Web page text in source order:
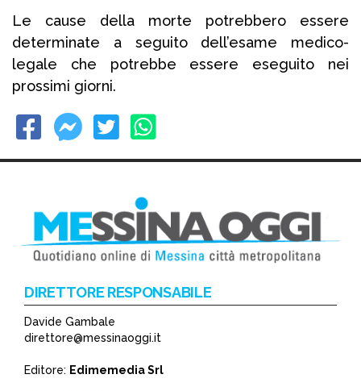
Le cause della morte potrebbero essere
determinate a seguito dell’esame medico-
legale che potrebbe essere eseguito nei
prossimi giorni.
DIRETTORE RESPONSABILE
Davide Gambale
direttore@messinaoggi.it
Editore: Edimemedia Srl